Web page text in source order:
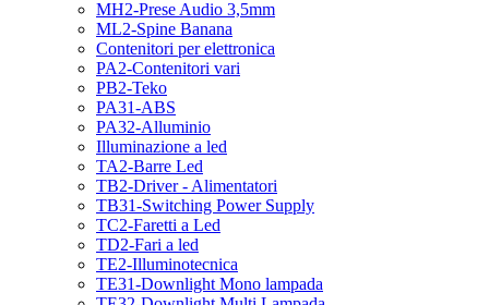
MH2-Prese Audio 3,5mm
ML2-Spine Banana
Contenitori per elettronica
PA2-Contenitori vari
PB2-Teko
PA31-ABS
PA32-Alluminio
Illuminazione a led
TA2-Barre Led
TB2-Driver - Alimentatori
TB31-Switching Power Supply
TC2-Faretti a Led
TD2-Fari a led
TE2-Illuminotecnica
TE31-Downlight Mono lampada